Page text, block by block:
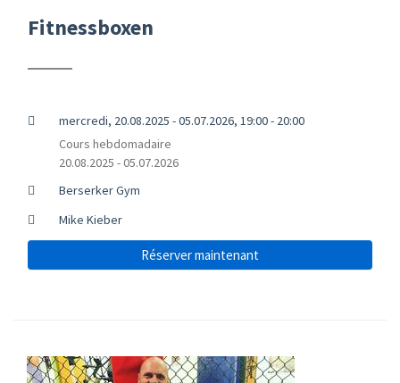
Fitnessboxen
mercredi, 20.08.2025 - 05.07.2026, 19:00 - 20:00
Cours hebdomadaire
20.08.2025 - 05.07.2026
Berserker Gym
Mike Kieber
Réserver maintenant